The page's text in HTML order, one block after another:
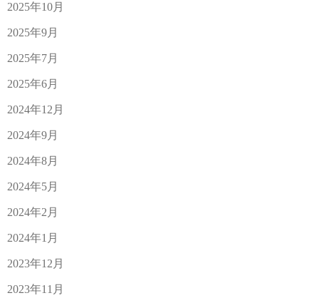
2025年10月
2025年9月
2025年7月
2025年6月
2024年12月
2024年9月
2024年8月
2024年5月
2024年2月
2024年1月
2023年12月
2023年11月